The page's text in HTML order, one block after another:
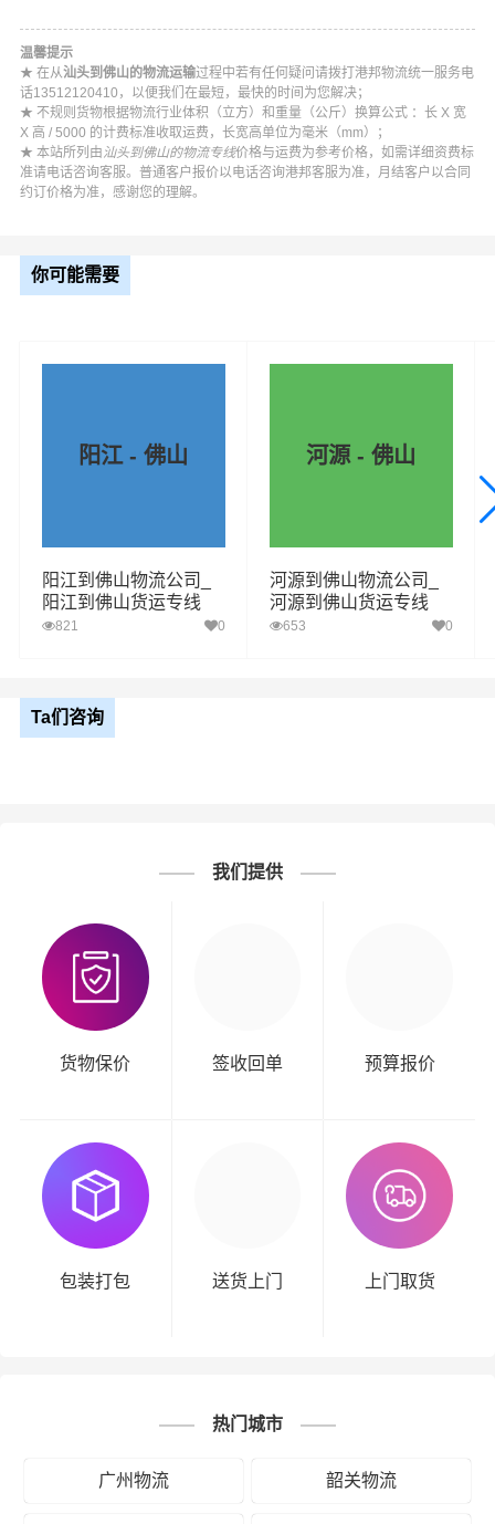
流公司
流公司
流公司
流公司
流公司
汕头到
揭阳物
流公司
汕头到
云浮物
流公司
#汕头货运 # 佛山物流 # 佛山货运
温馨提示
★ 在从汕头到佛山的物流运输过程中若有任何疑问请拨打港邦物流统一服务电
话13512120410，以便我们在最短，最快的时间为您解决；
★ 不规则货物根据物流行业体积（立方）和重量（公斤）换算公式 ：长 X 宽
X 高 / 5000 的计费标准收取运费，长宽高单位为毫米（mm）；
★ 本站所列由汕头到佛山的物流专线价格与运费为参考价格，如需详细资费标
准请电话咨询客服。普通客户报价以电话咨询港邦客服为准，月结客户以合同
约订价格为准，感谢您的理解。
你可能需要
阳江 - 佛山
阳江到佛山物流公司_
阳江到佛山货运专线
821 0
河源 - 佛山
河源到佛山物流公司_
河源到佛山货运专线
653 0
Ta们咨询
我们提供
货物保价 签收回单 预算报价
包装打包 送货上门 上门取货
热门城市
广州物流 韶关物流